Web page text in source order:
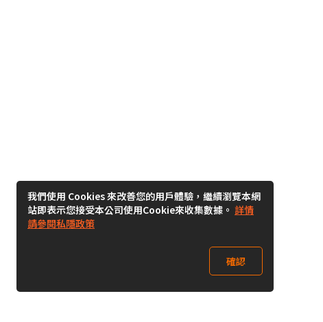
我們使用 Cookies 來改善您的用戶體驗，繼續瀏覽本網
站即表示您接受本公司使用Cookie來收集數據。 詳情
請參閱私隱政策
確認